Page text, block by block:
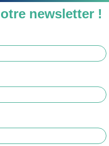
newsletter !